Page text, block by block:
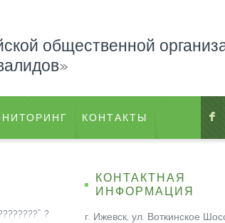
F
общественной
КОНТАКТЫ
?
КОНТАКТНАЯ
ИНФОРМАЦИЯ
г. Ижевск, ул. Воткинское